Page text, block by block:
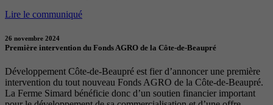
Lire le communiqué
26 novembre 2024
Première intervention du Fonds AGRO de la Côte-de-Beaupré
Développement Côte-de-Beaupré est fier d’annoncer une première
intervention du tout nouveau Fonds AGRO de la Côte-de-Beaupré.
La Ferme Simard bénéficie donc d’un soutien financier important